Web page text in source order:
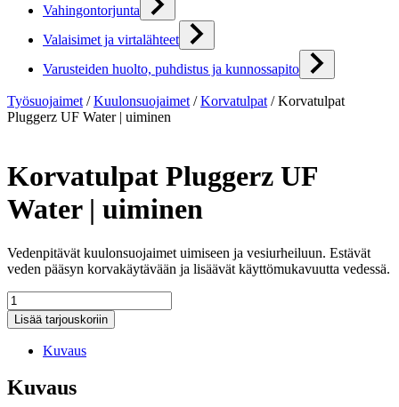
Vahingontorjunta
Valaisimet ja virtalähteet
Varusteiden huolto, puhdistus ja kunnossapito
Työsuojaimet /Kuulonsuojaimet /Korvatulpat /Korvatulpat
Pluggerz UF Water | uiminen
Korvatulpat Pluggerz UF
Water | uiminen
Vedenpitävät kuulonsuojaimet uimiseen ja vesiurheiluun. Estävät
veden pääsyn korvakäytävään ja lisäävät käyttömukavuutta vedessä.
Korvatulpat
Pluggerz
UF
Water
uiminen
määrä
Lisää tarjouskoriin
Kuvaus
Kuvaus